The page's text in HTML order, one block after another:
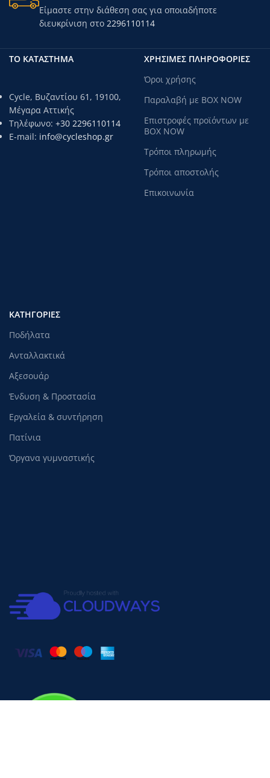
Είμαστε στην διάθεση σας για οποιαδήποτε
διευκρίνιση στο 2296110114
ΤΟ ΚΑΤΑΣΤΗΜΑ
Cycle, Βυζαντίου 61, 19100,
Μέγαρα Αττικής
Τηλέφωνο: +30 2296110114
E-mail: info@cycleshop.gr
ΧΡΗΣΙΜΕΣ ΠΛΗΡΟΦΟΡΙΕΣ
Όροι χρήσης
Παραλαβή με BOX NOW
Επιστροφές προϊόντων με
BOX NOW
Τρόποι πληρωμής
Τρόποι αποστολής
Επικοινωνία
ΚΑΤΗΓΟΡΊΕΣ
Ποδήλατα
Ανταλλακτικά
Αξεσουάρ
Ένδυση & Προστασία
Εργαλεία & συντήρηση
Πατίνια
Όργανα γυμναστικής